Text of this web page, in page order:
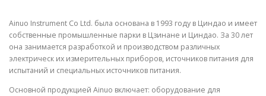
Ainuo Instrument Co Ltd. была основана в 1993 году в Циндао и имеет
собственные промышленные парки в Цзинане и Циндао. За 30 лет
она занимается разработкой и производством различных
электрическ их измерительных приборов, источников питания для
испытаний и специальных источников питания.
Основной продукцией Ainuo включает: оборудование для